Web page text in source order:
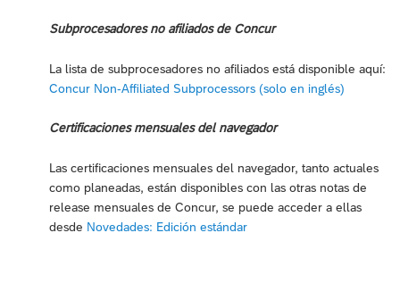
Subprocesadores no afiliados de Concur
La lista de subprocesadores no afiliados está disponible aquí:
Concur Non-Affiliated Subprocessors (solo en inglés)
Certificaciones mensuales del navegador
Las certificaciones mensuales del navegador, tanto actuales
como planeadas, están disponibles con las otras notas de
release mensuales de Concur, se puede acceder a ellas
desde Novedades: Edición estándar